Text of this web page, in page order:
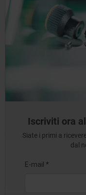
Iscriviti ora
Siate i primi a
dal